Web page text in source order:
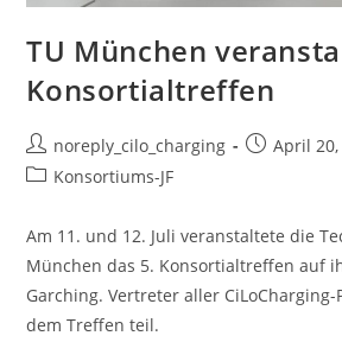
TU München
Konsortialtreffen
noreply_cilo_charging
April 20,
Konsortiums-JF
Am 11. und 12. Juli veranstaltete die
München das 5. Konsortialtreffen auf
Garching. Vertreter aller
dem Treffen teil.